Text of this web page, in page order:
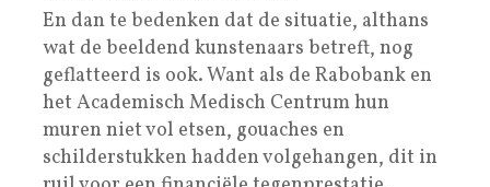
En dan te bedenken dat de situatie, althans
wat de beeldend kunstenaars betreft, nog
geflatteerd is ook. Want als de Rabobank en
het Academisch Medisch Centrum hun
muren niet vol etsen, gouaches en
schilderstukken hadden volgehangen, dit in